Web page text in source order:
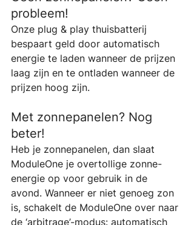
probleem!
Onze plug & play thuisbatterij
bespaart geld door automatisch
energie te laden wanneer de prijzen
laag zijn en te ontladen wanneer de
prijzen hoog zijn.
Met zonnepanelen? Nog
beter!
Heb je zonnepanelen, dan slaat
ModuleOne je overtollige zonne-
energie op voor gebruik in de
avond. Wanneer er niet genoeg zon
is, schakelt de ModuleOne over naar
de ‘arbitrage’-modus: automatisch